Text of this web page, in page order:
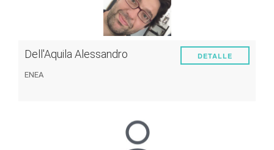
Dell'Aquila Alessandro
ENEA
DETALLE